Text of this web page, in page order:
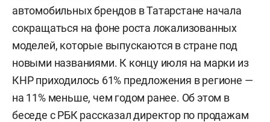
автомобильных брендов в Татарстане начала
сокращаться на фоне роста локализованных
моделей, которые выпускаются в стране под
новыми названиями. К концу июля на марки из
КНР приходилось 61% предложения в регионе —
на 11% меньше, чем годом ранее. Об этом в
беседе сРБК рассказал директор по продажам